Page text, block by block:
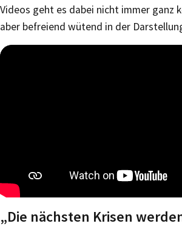
Videos geht es dabei nicht immer ganz
aber befreiend wütend in der
„Die nächsten Krisen